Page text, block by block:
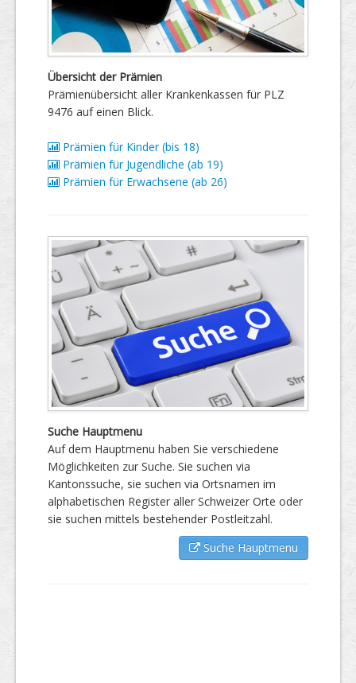
Übersicht der Prämien
Prämienübersicht aller Krankenkassen für PLZ
9476 auf einen Blick.
Prämien für Kinder (bis 18)
Prämien für Jugendliche (ab 19)
Prämien für Erwachsene (ab 26)
Suche Hauptmenu
Auf dem Hauptmenu haben Sie verschiedene
Möglichkeiten zur Suche. Sie suchen via
Kantonssuche, sie suchen via Ortsnamen im
alphabetischen Register aller Schweizer Orte oder
sie suchen mittels bestehender Postleitzahl.
Suche Hauptmenu